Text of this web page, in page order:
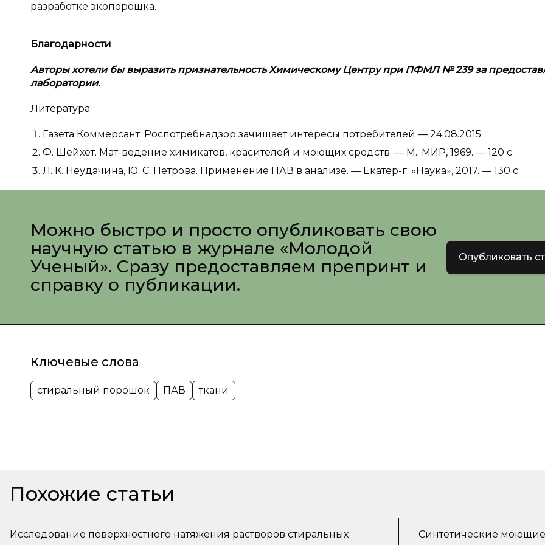
разработке экопорошка.
Благодарности
Авторы хотели бы выразить признательность Химическому Центру при ПФМЛ № 239 за
лаборатории.
Литература:
Газета Коммерсант. Роспотребнадзор зачищает интересы потребителей — 24.08.2015
Ф. Шейхет. Мат-ведение химикатов, красителей и моющих средств. — М.: МИР, 1969. — 120 с.
Л. К. Неудачина, Ю. С. Петрова. Применение ПАВ в анализе. — Екатер-г: «Наука», 2017. — 130 с
Можно быстро и просто опубликовать свою
научную статью в журнале «Молодой
Ученый». Сразу предоставляем препринт и
справку о публикации.
Опубликовать
Ключевые слова
стиральный порошок ПАВ ткани
Похожие статьи
Исследование поверхностного натяжения растворов стиральных
Синтетические моющие